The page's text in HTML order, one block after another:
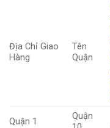
Địa Chỉ Giao
Hàng
Tên
Quận
Quận 1
Quận